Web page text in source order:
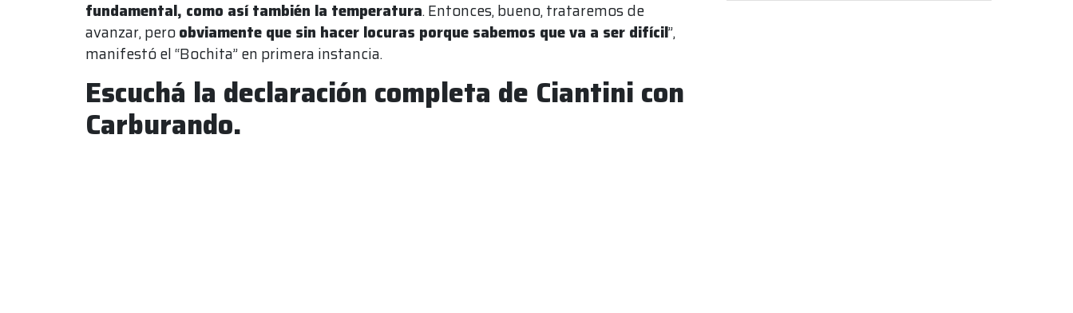
fundamental, como así también la temperatura. Entonces, bueno, trataremos de
avanzar, peroobviamente que sin hacer locuras porque sabemos que va a ser difícil”,
manifestó el “Bochita” en primera instancia.
Escuchá la declaración completa de Ciantini con
Carburando.